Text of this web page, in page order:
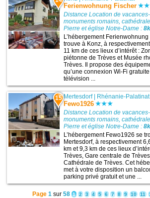
Ferienwohnung Fischer
Distance Location de
monuments romains,
Pierre et église Notre-Dame :
L’hébergement
trouve à Konz, à
11 km de ces lieux d’intérêt :
piétonne de Trèves et Musée
Trèves. Il propose des
qu’une connexion Wi-Fi
télévision ...
15 Mertesdorf| Rhénanie-Palatinat
Fewo1926
Distance Location de
monuments romains,
Pierre et église Notre-Dame :
L’hébergement Fewo1926 se
Mertesdorf, à respectivement
km et 9,3 km de ces lieux
Trèves, Gare centrale de
Cathédrale de Trèves. Cet
met à votre disposition un
parking privé gratuit et une ...
Page 1 sur 58 1 2 3 4 5 6 7 8 9 10 11